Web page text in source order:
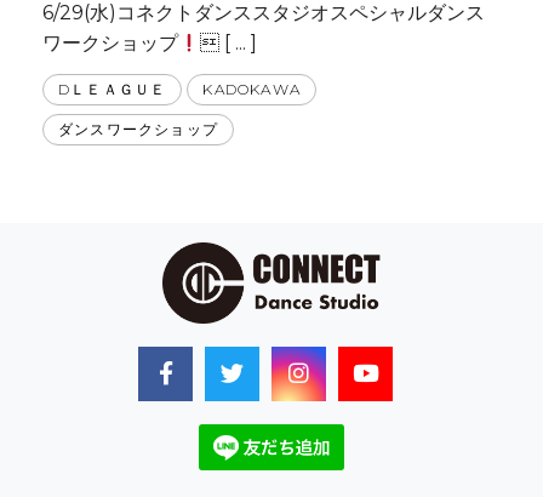
6/29(水)コネクトダンススタジオスペシャルダンス
ワークショップ
 [ ... ]
DＬＥＡＧＵＥ KADOKAWA
ダンスワークショップ